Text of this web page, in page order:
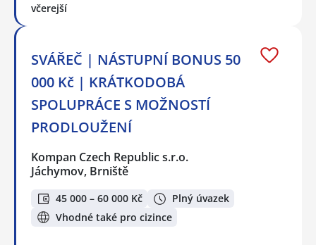
včerejší
SVÁŘEČ | NÁSTUPNÍ BONUS 50
000 Kč | KRÁTKODOBÁ
SPOLUPRÁCE S MOŽNOSTÍ
PRODLOUŽENÍ
Kompan Czech Republic s.r.o.
Jáchymov, Brniště
45 000 – 60 000 Kč
Plný úvazek
Vhodné také pro cizince